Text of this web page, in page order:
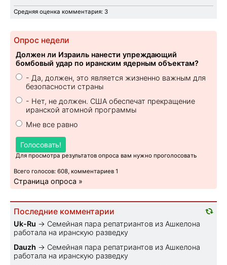
Средняя оценка комментария: 3
Опрос недели
Должен ли Израиль нанести упреждающий
бомбовый удар по иранским ядерным объектам?
- Да, должен, это является жизненно важным для
безопасности страны
- Нет, не должен. США обеспечат прекращение
иранской атомной программы
Мне все равно
Голосовать!
Для просмотра результатов опроса вам нужно проголосовать
Всего голосов: 608, комментариев 1
Страница опроса »
Последние комментарии
Uk-Ru → Семейная пара репатриантов из Ашкелона
работала на иранскую разведку
Dauzh → Семейная пара репатриантов из Ашкелона
работала на иранскую разведку